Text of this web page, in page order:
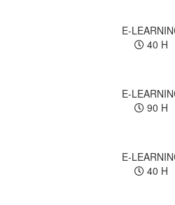
E-
40 H
E-
90 H
E-
40 H